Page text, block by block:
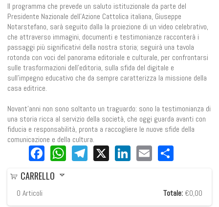
Il programma che prevede un saluto istituzionale da parte del
Presidente Nazionale dell’Azione Cattolica italiana, Giuseppe
Notarstefano, sarà seguito dalla la proiezione di un video celebrativo,
che attraverso immagini, documenti e testimonianze racconterà i
passaggi più significativi della nostra storia; seguirà una tavola
rotonda con voci del panorama editoriale e culturale, per confrontarsi
sulle trasformazioni dell’editoria, sulla sfida del digitale e
sull’impegno educativo che da sempre caratterizza la missione della
casa editrice.
Novant’anni non sono soltanto un traguardo: sono la testimonianza di
una storia ricca al servizio della società, che oggi guarda avanti con
fiducia e responsabilità, pronta a raccogliere le nuove sfide della
comunicazione e della cultura.
Facebook
WhatsApp
Telegram
X LinkedIn
Email
CARRELLO
0 Articoli Totale: €0,00